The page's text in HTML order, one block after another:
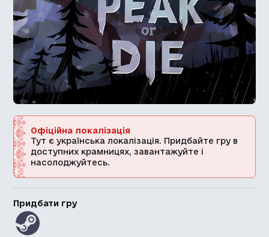
Офіційна локалізація
Тут є українська локалізація. Придбайте гру в
доступних крамницях, завантажуйте і
насолоджуйтесь.
Придбати гру